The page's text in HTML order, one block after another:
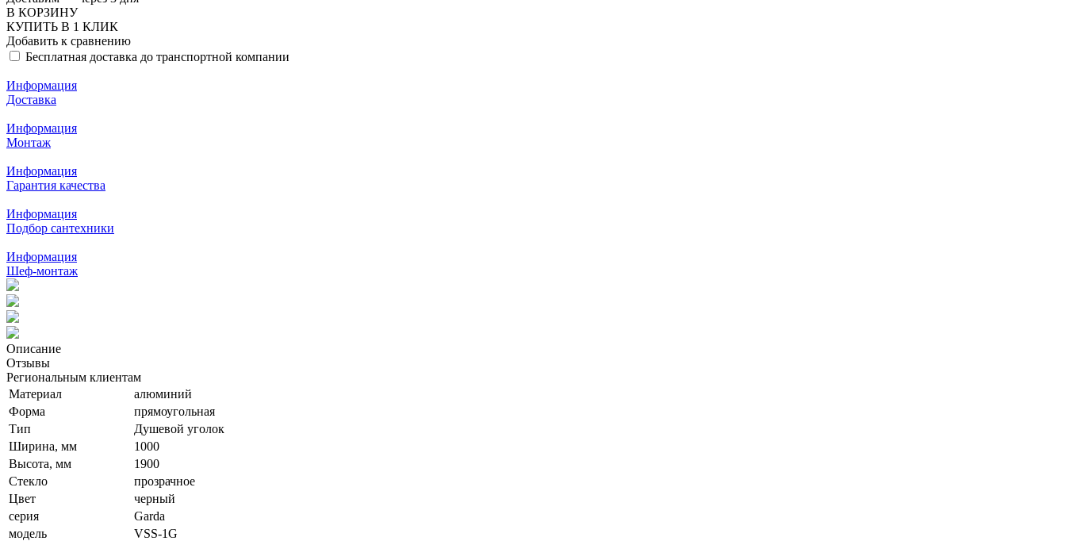
В КОРЗИНУ
КУПИТЬ В 1 КЛИК
Добавить к сравнению
Бесплатная доставка до транспортной компании
Информация
Доставка
Информация
Монтаж
Информация
Гарантия качества
Информация
Подбор сантехники
Информация
Шеф-монтаж
Описание
Отзывы
Региональным клиентам
Материал
алюминий
Форма
прямоугольная
Тип
Душевой уголок
Ширина, мм
1000
Высота, мм
1900
Стекло
прозрачное
Цвет
черный
серия
Garda
модель
VSS-1G